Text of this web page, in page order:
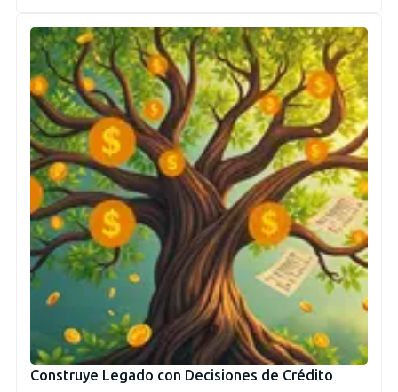
Construye Legado con Decisiones de Crédito